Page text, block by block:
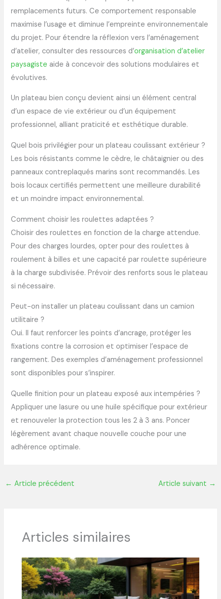
remplacements futurs. Ce comportement responsable
maximise l’usage et diminue l’empreinte environnementale
du projet. Pour étendre la réflexion vers l’aménagement
d’atelier, consulter des ressources d’organisation d’atelier
paysagiste aide à concevoir des solutions modulaires et
évolutives.
Un plateau bien conçu devient ainsi un élément central
d’un espace de vie extérieur ou d’un équipement
professionnel, alliant praticité et esthétique durable.
Quel bois privilégier pour un plateau coulissant extérieur ?
Les bois résistants comme le cèdre, le châtaignier ou des
panneaux contreplaqués marins sont recommandés. Les
bois locaux certifiés permettent une meilleure durabilité
et un moindre impact environnemental.
Comment choisir les roulettes adaptées ?
Choisir des roulettes en fonction de la charge attendue.
Pour des charges lourdes, opter pour des roulettes à
roulement à billes et une capacité par roulette supérieure
à la charge subdivisée. Prévoir des renforts sous le plateau
si nécessaire.
Peut-on installer un plateau coulissant dans un camion
utilitaire ?
Oui. Il faut renforcer les points d’ancrage, protéger les
fixations contre la corrosion et optimiser l’espace de
rangement. Des exemples d’aménagement professionnel
sont disponibles pour s’inspirer.
Quelle finition pour un plateau exposé aux intempéries ?
Appliquer une lasure ou une huile spécifique pour extérieur
et renouveler la protection tous les 2 à 3 ans. Poncer
légèrement avant chaque nouvelle couche pour une
adhérence optimale.
← Article précédent Article suivant →
Articles similaires